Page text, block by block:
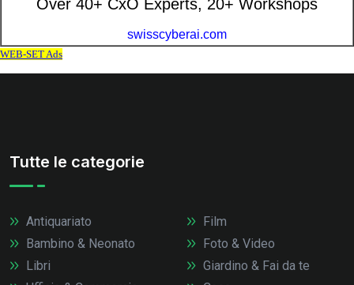
Tutte le categorie
Antiquariato
Bambino & Neonato
Libri
Film
Foto & Video
Giardino & Fai da te